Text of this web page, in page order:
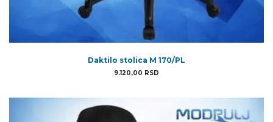
Daktilo stolica M 170/PL
9.120,00 RSD